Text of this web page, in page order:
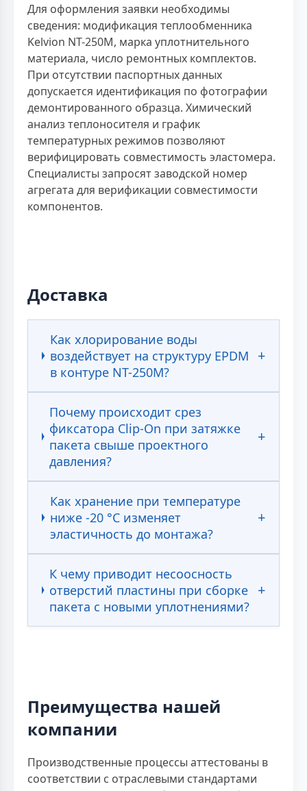
Для оформления заявки необходимы
сведения: модификация теплообменника
Kelvion NT-250M, марка уплотнительного
материала, число ремонтных комплектов.
При отсутствии паспортных данных
допускается идентификация по фотографии
демонтированного образца. Химический
анализ теплоносителя и график
температурных режимов позволяют
верифицировать совместимость эластомера.
Специалисты запросят заводской номер
агрегата для верификации совместимости
компонентов.
Доставка
Как хлорирование воды
воздействует на структуру EPDM
в контуре NT-250M?
Почему происходит срез
фиксатора Clip-On при затяжке
пакета свыше проектного
давления?
Как хранение при температуре
ниже -20 °С изменяет
эластичность до монтажа?
К чему приводит несоосность
отверстий пластины при сборке
пакета с новыми уплотнениями?
Преимущества нашей
компании
Производственные процессы аттестованы в
соответствии с отраслевыми стандартами